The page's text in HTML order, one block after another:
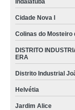
Indaiatuba
Cidade Nova I
Colinas do Mosteiro
DISTRITO
ERA
Distrito Industrial
Helvétia
Jardim Alice